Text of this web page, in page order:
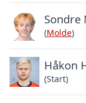
Sondre
(Molde)
Håkon
(Start)